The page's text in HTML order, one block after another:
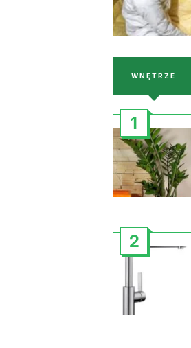
WNĘTRZE
1
2